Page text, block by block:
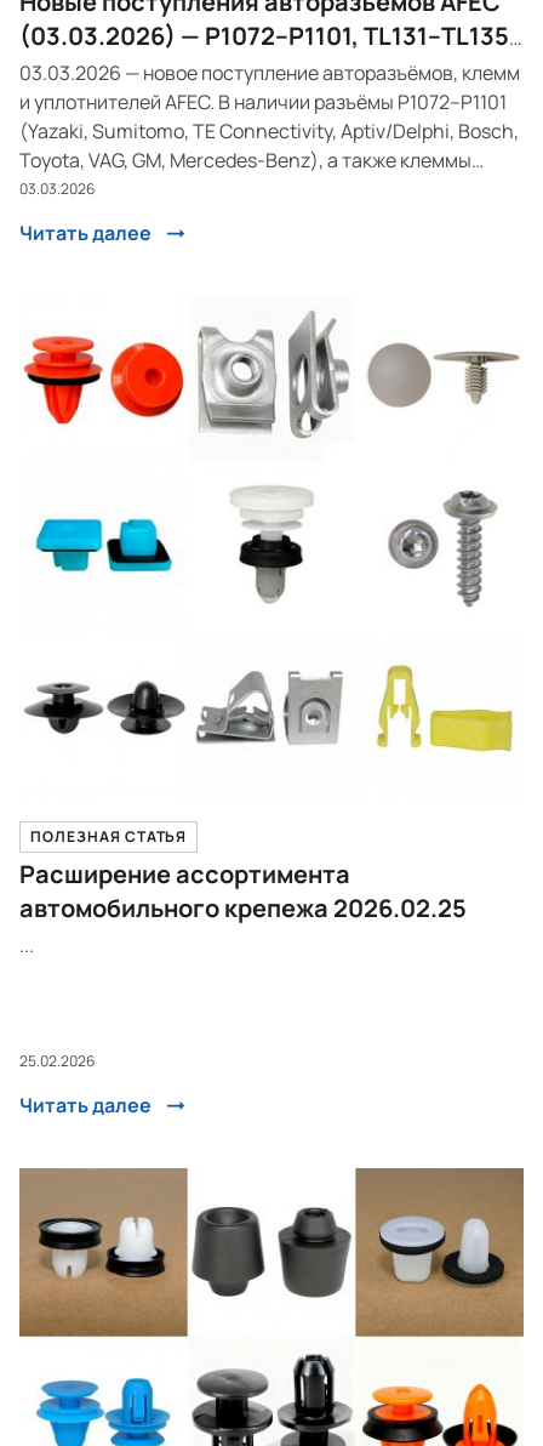
(03.03.2026) — P1072–P1101, TL131–TL135,
SK27
03.03.2026 — новое поступление авторазъёмов, клемм
и уплотнителей AFEC. В наличии разъёмы P1072–P1101
(Yazaki, Sumitomo, TE Connectivity, Aptiv/Delphi, Bosch,
Toyota, VAG, GM, Mercedes-Benz), а также клеммы
TL131–TL135 и силиконовый уплотнитель SK27.
03.03.2026
Читать далее
ПОЛЕЗНАЯ СТАТЬЯ
Расширение ассортимента
автомобильного крепежа 2026.02.25
...
25.02.2026
Читать далее